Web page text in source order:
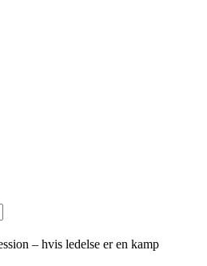
– hvis ledelse er en kamp